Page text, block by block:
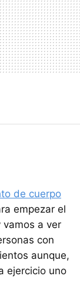
de cuerpo
empezar el
vamos a ver
con
aunque,
ejercicio uno